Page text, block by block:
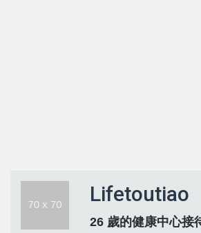
Lifetoutiao
26 歲的健康中心接